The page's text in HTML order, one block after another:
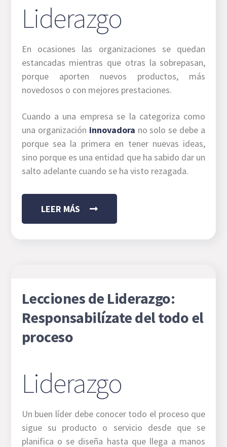
Liderazgo
En ocasiones las organizaciones se quedan
estancadas mientras que otras la sobrepasan,
porque aporten nuevos productos, más
novedosos o con mejores prestaciones.
Cuando a una empresa se la categoriza como
una organización innovadora no solo se debe a
porque sea la primera en tener nuevas ideas,
sino porque es una entidad que ha sabido dar un
salto adelante cuando se ha visto rezagada.
LEER MÁS
Lecciones de Liderazgo:
Responsabilízate del todo el
proceso
Liderazgo
Un buen líder debe conocer todo el proceso que
sigue su producto o servicio desde que se
planifica o se diseña hasta que llega a manos